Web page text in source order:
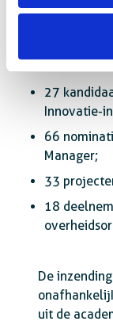
morgen.
De Federal
samen:
27
Innovatie-
66
Manager;
33
18
De
uit de